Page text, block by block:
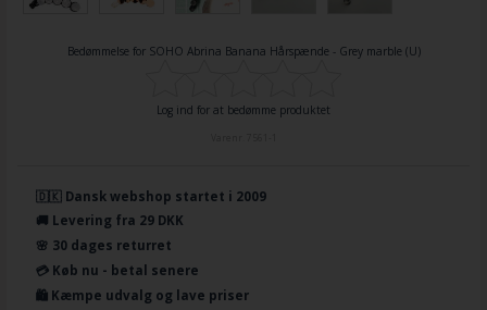
Bedømmelse for SOHO Abrina Banana Hårspænde - Grey marble (U)
Log ind for at bedømme produktet
🇩🇰 Dansk webshop startet i 2009
🚚 Levering fra 29 DKK
🌸 30 dages returret
💳 Køb nu - betal senere
🛍️ Kæmpe udvalg og lave priser